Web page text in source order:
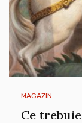
MAGAZIN
Ce trebuie